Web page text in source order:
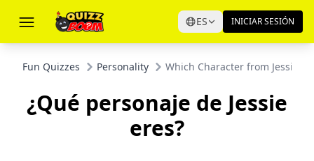
ES INICIAR SESIÓN
Fun Quizzes Personality Which Character from Jessie
¿Qué personaje de Jessie
eres?